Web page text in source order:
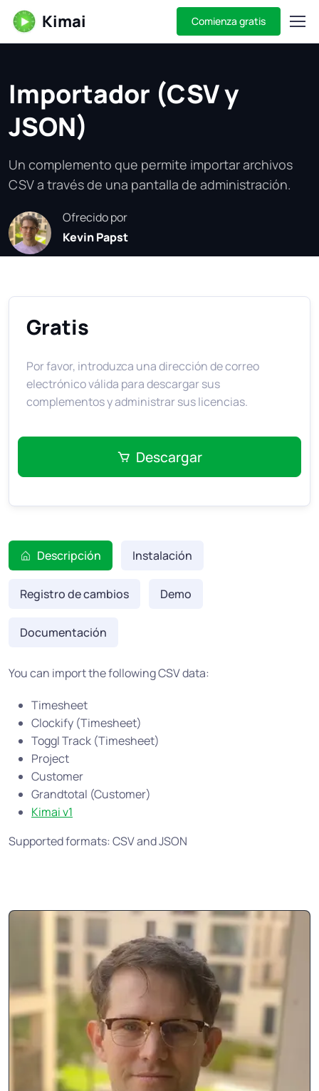
Kimai Comienza gratis
Importador (CSV y
JSON)
Un complemento que permite importar archivos
CSV a través de una pantalla de administración.
Ofrecido por
Kevin Papst
Gratis
Por favor, introduzca una dirección de correo
electrónico válida para descargar sus
complementos y administrar sus licencias.
Descargar
Descripción Instalación
Registro de cambios Demo
Documentación
You can import the following CSV data:
Timesheet
Clockify (Timesheet)
Toggl Track (Timesheet)
Project
Customer
Grandtotal (Customer)
Kimai v1
Supported formats: CSV and JSON